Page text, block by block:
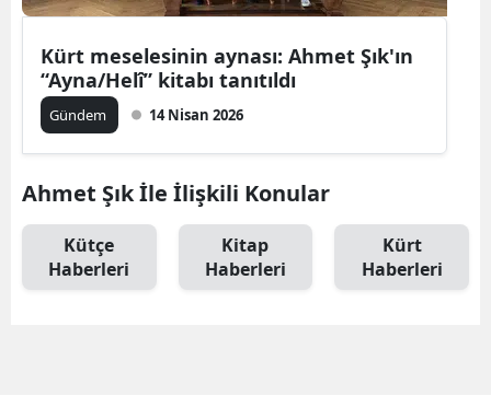
Kürt meselesinin aynası: Ahmet Şık'ın
“Ayna/Helî” kitabı tanıtıldı
Gündem 14 Nisan 2026
Ahmet Şık İle İlişkili Konular
Kütçe
Haberleri
Kitap
Haberleri
Kürt
Haberleri